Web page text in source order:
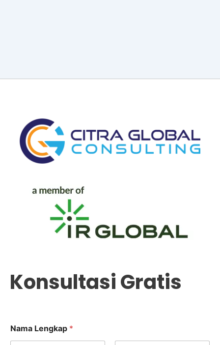
Konsultasi Gratis
e
b
Nama Lengkap *